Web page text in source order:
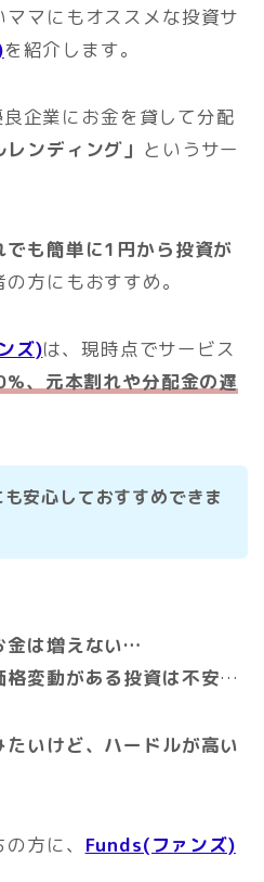
マにもオススメな投資サ
を紹介します。
企業にお金を貸して分配
レンディング」 というサー
でも簡単に1円から投資が
方にもおすすめ。
ズ)は、現時点でサービス
、元本割れや分配金の遅
安心しておすすめできま
金は増えない…
変動がある投資は不安…
いけど、ハードルが高い
方に、 Funds(ファンズ)